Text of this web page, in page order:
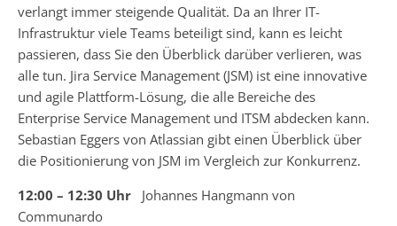
verlangt immer steigende Qualität. Da an Ihrer IT-
Infrastruktur viele Teams beteiligt sind, kann es leicht
passieren, dass Sie den Überblick darüber verlieren, was
alle tun. Jira Service Management (JSM) ist eine innovative
und agile Plattform-Lösung, die alle Bereiche des
Enterprise Service Management und ITSM abdecken kann.
Sebastian Eggers von Atlassian gibt einen Überblick über
die Positionierung von JSM im Vergleich zur Konkurrenz.
12:00 – 12:30 Uhr Johannes Hangmann von
Communardo